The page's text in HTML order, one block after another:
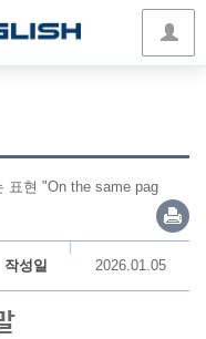
표현 "On the same pag
작성일 2026.01.05